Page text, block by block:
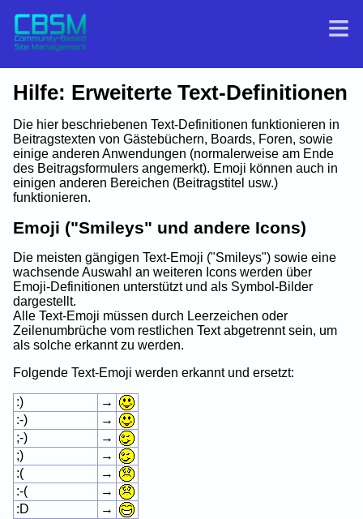
Hilfe: Erweiterte Text-Definitionen
Die hier beschriebenen Text-Definitionen funktionieren in
Beitragstexten von Gästebüchern, Boards, Foren, sowie
einige anderen Anwendungen (normalerweise am Ende
des Beitragsformulers angemerkt). Emoji können auch in
einigen anderen Bereichen (Beitragstitel usw.)
funktionieren.
Emoji ("Smileys" und andere Icons)
Die meisten gängigen Text-Emoji ("Smileys") sowie eine
wachsende Auswahl an weiteren Icons werden über
Emoji-Definitionen unterstützt und als Symbol-Bilder
dargestellt.
Alle Text-Emoji müssen durch Leerzeichen oder
Zeilenumbrüche vom restlichen Text abgetrennt sein, um
als solche erkannt zu werden.
Folgende Text-Emoji werden erkannt und ersetzt:
:)
→
:-)
→
;-)
→
;)
→
:(
→
:-(
→
:D
→